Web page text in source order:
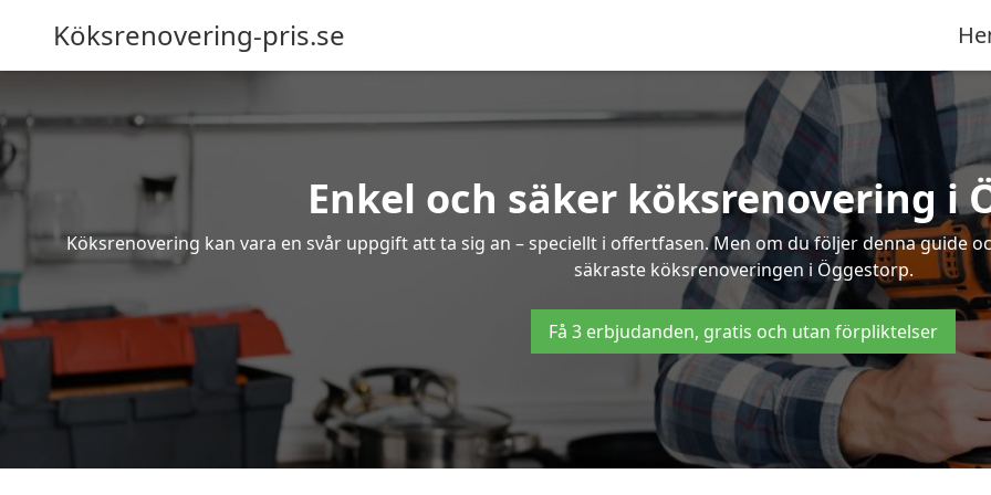
Köksrenovering-pris.se
Enkel och säker köksrenovering i
Köksrenovering kan vara en svår uppgift att ta sig an – speciellt i offertfasen. Men om du följer denna guide
säkraste köksrenoveringen i Öggestorp.
Få 3 erbjudanden, gratis och utan förpliktelser